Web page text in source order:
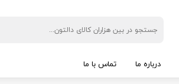
درباره ما تماس با ما